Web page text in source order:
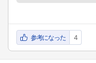
参考になった 4